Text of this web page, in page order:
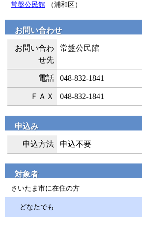
常盤公民館 （浦和区）
お問い合わせ
お問い合わ
せ先
常盤公民館
電話 048-832-1841
ＦＡＸ 048-832-1841
申込み
申込方法 申込不要
対象者
さいたま市に在住の方
どなたでも